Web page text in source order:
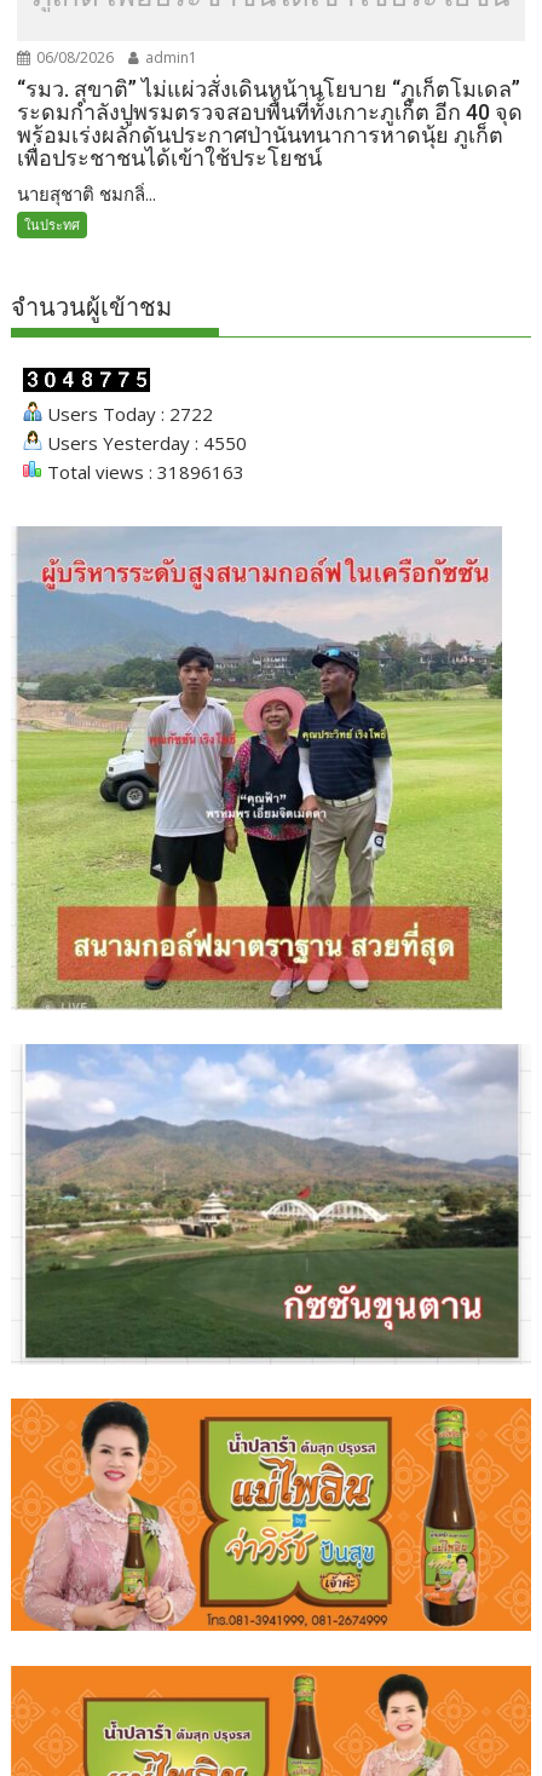
06/08/2026 admin1
“รมว. สุขาติ” ไม่แผ่วสั่งเดินหน้านโยบาย “ภูเก็ตโมเดล”
ระดมกำลังปูพรมตรวจสอบพื้นที่ทั้งเกาะภูเก็ต อีก 40 จุด
พร้อมเร่งผลักดันประกาศป่านันทนาการหาดนุ้ย ภูเก็ต
เพื่อประชาชนได้เข้าใช้ประโยชน์
นายสุชาติ ชมกลิ่...
ในประทศ
จำนวนผู้เข้าชม
Users Today : 2722
Users Yesterday : 4550
Total views : 31896163